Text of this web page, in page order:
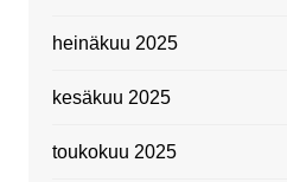
heinäkuu 2025
kesäkuu 2025
toukokuu 2025